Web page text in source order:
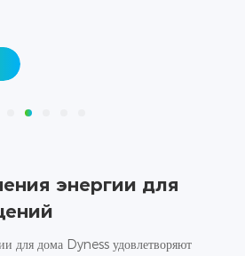
энергии для
для дома Dyness удовлетворяют